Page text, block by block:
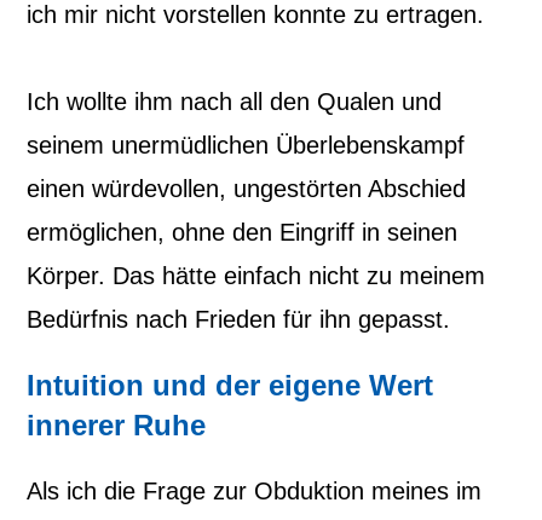
ich mir nicht vorstellen konnte zu ertragen.
Ich wollte ihm nach all den Qualen und
seinem unermüdlichen Überlebenskampf
einen würdevollen, ungestörten Abschied
ermöglichen, ohne den Eingriff in seinen
Körper. Das hätte einfach nicht zu meinem
Bedürfnis nach Frieden für ihn gepasst.
Intuition und der eigene Wert
innerer Ruhe
Als ich die Frage zur Obduktion meines im